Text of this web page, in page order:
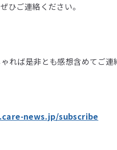
ひご連絡ください。
れば是非とも感想含めてご連
news.jp/subscribe